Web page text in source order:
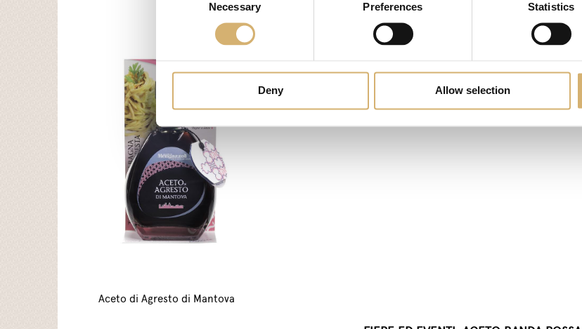
Necessary Preferences Statistics
Deny Allow selection
Aceto di Agresto di Mantova